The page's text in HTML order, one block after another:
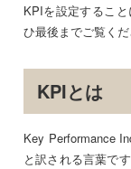
KPIを設定するこ
ひ最後までご覧くだ
KPIとは
Key Performance
と訳される言葉で